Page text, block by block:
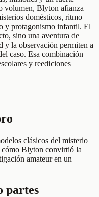
volumen, Blyton afianza
domésticos, ritmo
y protagonismo infantil. El
sino una aventura de
y la observación permiten a
caso. Esa combinación
y reediciones
clásicos del misterio
Blyton convirtió la
amateur en un
partes